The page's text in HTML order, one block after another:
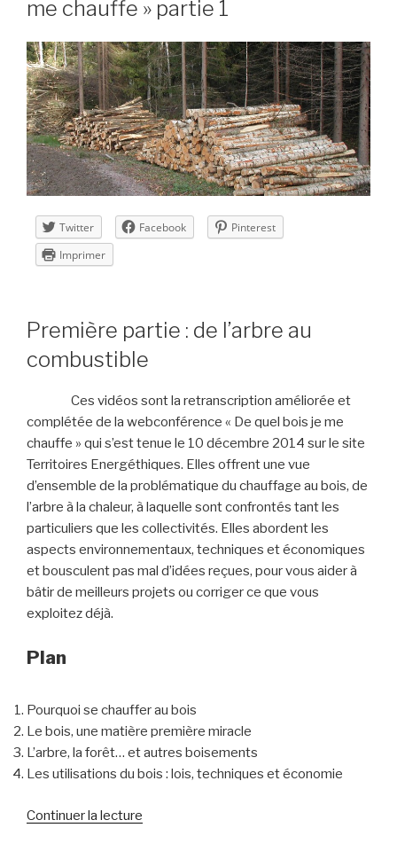
me chauffe » partie 1
Twitter Facebook
Pinterest
Imprimer
Première partie : de l’arbre au
combustible
Ces vidéos sont la retranscription améliorée et
complétée de la webconférence « De quel bois je me
chauffe » qui s’est tenue le 10 décembre 2014 sur le site
Territoires Energéthiques. Elles offrent une vue
d’ensemble de la problématique du chauffage au bois, de
l’arbre à la chaleur, à laquelle sont confrontés tant les
particuliers que les collectivités. Elles abordent les
aspects environnementaux, techniques et économiques
et bousculent pas mal d’idées reçues, pour vous aider à
bâtir de meilleurs projets ou corriger ce que vous
exploitez déjà.
Plan
Pourquoi se chauffer au bois
Le bois, une matière première miracle
L’arbre, la forêt… et autres boisements
Les utilisations du bois : lois, techniques et économie
Continuer la lecture